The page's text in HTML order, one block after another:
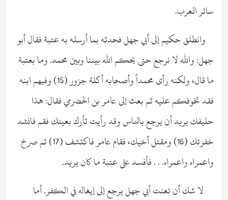
سائر العرب.
وانطلق حكيم إلى أبي جهل فحدثه بما أرسله به عتبة فقال أبو
جهل: والله لا نرجع حتى يحكم الله بيننا وبين محمد. وما بعتبة
ما قال، ولكنه رأى محمداً وأصحابه أكلة جزور (15) وفيهم ابنه
فقد تخوفكم عليه ثم بعث إلى عامر بن الحضرمي فقال: هذا
حليفك يريد أن يرجع بالناس وقد رأيت ثأرك بعينك فقم فانشد
خفرتك (16) ومقتل أخيك، فقام عامر فاكتشف (17) ثم صرخ
واعمراه واعمراه. . . فأفسد على عتبة ما كان يريد.
لا شك أن تعنت أبي جهل يرجع إلى إيغاله في الكفر. أما